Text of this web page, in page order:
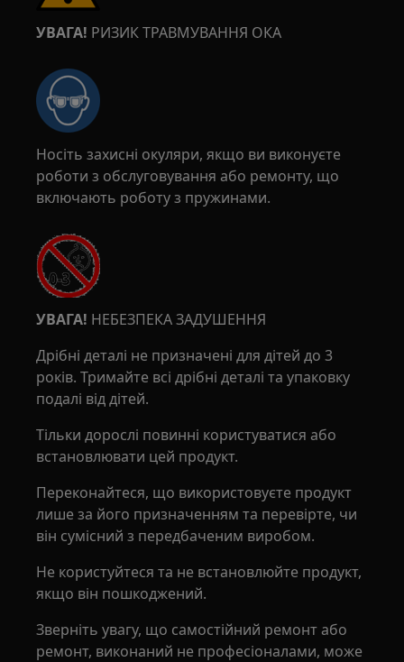
УВАГА! РИЗИК ТРАВМУВАННЯ ОКА
Носіть захисні окуляри, якщо ви виконуєте
роботи з обслуговування або ремонту, що
включають роботу з пружинами.
УВАГА! НЕБЕЗПЕКА ЗАДУШЕННЯ
Дрібні деталі не призначені для дітей до 3
років. Тримайте всі дрібні деталі та упаковку
подалі від дітей.
Тільки дорослі повинні користуватися або
встановлювати цей продукт.
Переконайтеся, що використовуєте продукт
лише за його призначенням та перевірте, чи
він сумісний з передбаченим виробом.
Не користуйтеся та не встановлюйте продукт,
якщо він пошкоджений.
Зверніть увагу, що самостійний ремонт або
ремонт, виконаний не професіоналами, може